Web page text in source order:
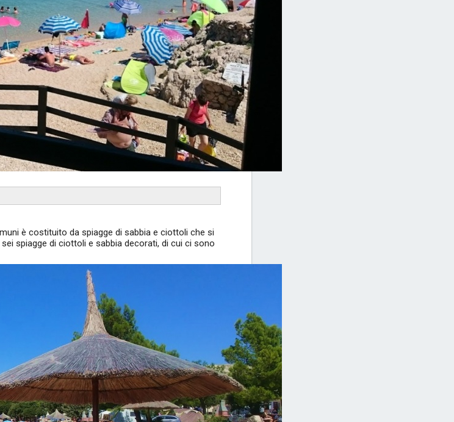
è costituito da spiagge di sabbia e ciottoli che si
spiagge di ciottoli e sabbia decorati, di cui ci sono